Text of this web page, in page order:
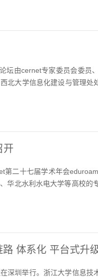
坛由cernet专家委员会委
北大学信息化建设与管理
开
第二十七届学术年会
华北水利水电大学等高校
路 体系化 平台式升
深圳举行。浙江大学信息